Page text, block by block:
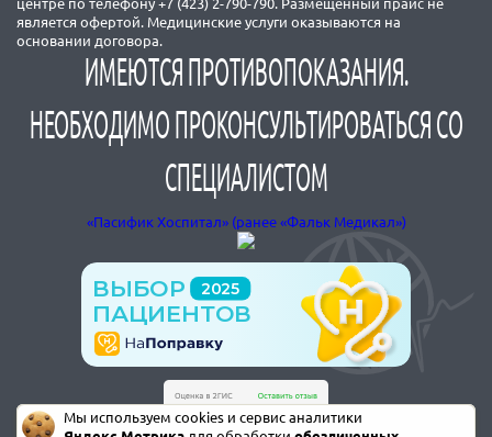
центре по телефону +7 (423) 2-790-790. Размещенный прайс не
является офертой. Медицинские услуги оказываются на
основании договора.
ИМЕЮТСЯ ПРОТИВОПОКАЗАНИЯ.
НЕОБХОДИМО ПРОКОНСУЛЬТИРОВАТЬСЯ СО
СПЕЦИАЛИСТОМ
«Пасифик Хоспитал» (ранее «Фальк Медикал»)
Мы используем cookies и сервис аналитики